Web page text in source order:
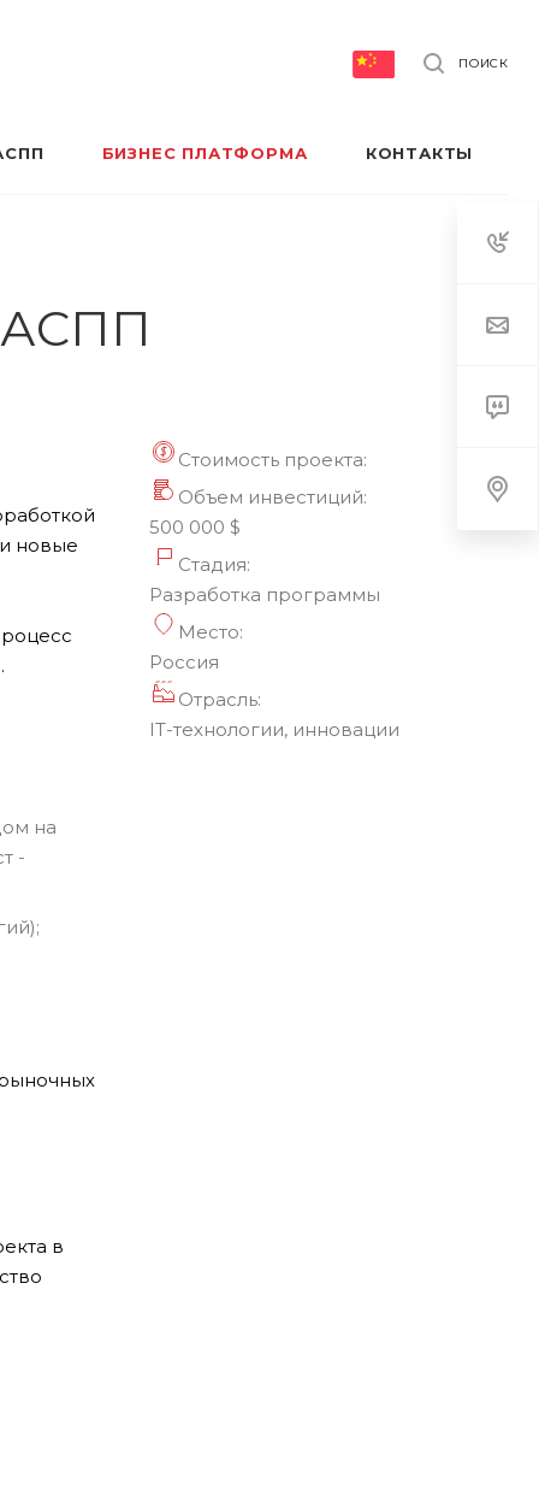
ПОИСК
БИЗНЕС ПЛАТФОРМА КОНТАКТЫ
новые
на
-
в
Стоимость проекта:
Объем инвестиций:
500 000 $
Стадия:
Разработка программы
Место:
Россия
Отрасль:
IT-технологии, инновации